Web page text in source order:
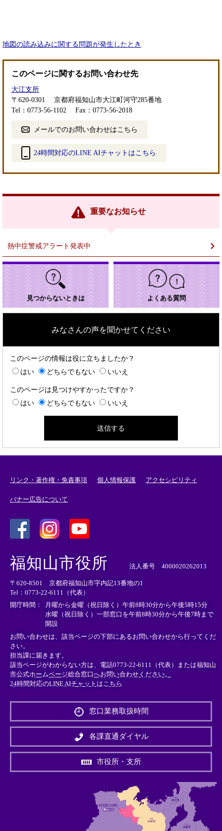
地図の読み込みに関する問題が発生したとき
このページに関するお問い合わせ先
大江支所
〒620-0301
京都府福知山市大江町河守285番地
Tel：0773-56-1102
Fax：0773-56-2018
メールでのお問い合わせはこちら
24時間対応のLINE AIチャットはこちら
リ
重要なお知らせ
熱中症警戒アラート発表中
見つからないときは よくある質問
みなさんの声を聞かせてください
このページの情報は役に立ちましたか？
はい
どちらでもない いいえ
このページは見つけやすかったですか？
はい
どちらでもない いいえ
リンク・著作権・免責事項 個人情報保護 アクセシビリティ
バナー広告について
外
部
リ
ン
ク
＞
外
リ
ン
ク
＞
外
部
ン
ク
＞
福知山市役所 法人番号 4000020262013
〒620-8501 京都府福知山市字内記13番地の1
Tel：0773-22-6111（代表）
開庁時間：
月曜から金曜（祝日除く）午前8時30分から午後5時15分
水曜（祝日除く）一部窓口を午前8時30分から午後7時まで
開設
お問い合わせは、該当ページの下部にあるお問い合わせから行ってくだ
さい。
担当課に届きます。
該当ページがわからない方は、電話0773-22-6111（代表）または福知山
市公式ホームページ総合窓口へお問い合わせください。
24時間対応のLINE AIチャットはこちら
外
リ
ン
＞
窓口業務取扱時間
各課直通ダイヤル
市役所・支所